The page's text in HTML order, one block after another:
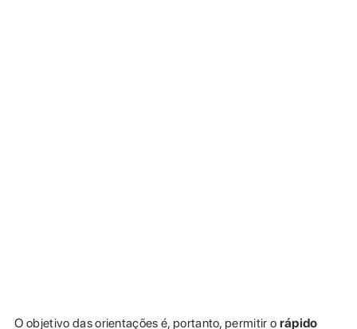
O objetivo das orientações é, portanto, permitir o rápido